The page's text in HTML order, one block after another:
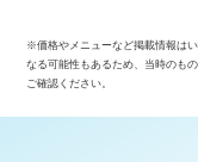
※価格やメニューなど掲載情報は
なる可能性もあるため、当時のも
ご確認ください。